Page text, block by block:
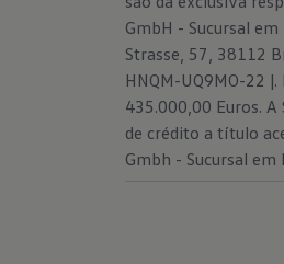
GmbH - Sucursal
Strasse, 57, 38112
HNQM-UQ9MO-22
435.000,00 Euros. A
de crédito a título
Gmbh - Sucursal